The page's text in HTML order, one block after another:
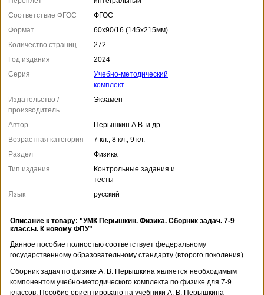
Соответствие ФГОС
ФГОС
Формат
60x90/16 (145x215мм)
Количество страниц
272
Год издания
2024
Серия
Учебно-методический
комплект
Издательство /
производитель
Экзамен
Автор
Перышкин А.В. и др.
Возрастная категория
7 кл., 8 кл., 9 кл.
Раздел
Физика
Тип издания
Контрольные задания и
тесты
Язык
русский
Описание к товару: "УМК Перышкин. Физика. Сборник задач. 7-9
классы. К новому ФПУ"
Данное пособие полностью соответствует федеральному
государственному образовательному стандарту (второго поколения).
Сборник задач по физике А. В. Перышкина является необходимым
компонентом учебно-методического комплекта по физике для 7-9
классов. Пособие ориентировано на учебники А. В. Перышкина